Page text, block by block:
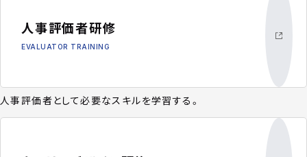
人事評価者研修
EVALUATOR TRAINING
人事評価者として必要なスキルを学習する。